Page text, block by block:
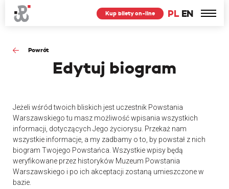
PL EN
Kup bilety on-line
Powrót
Edytuj biogram
Jeżeli wśród twoich bliskich jest uczestnik Powstania
Warszawskiego tu masz możliwość wpisania wszystkich
informacji, dotyczących Jego życiorysu. Przekaż nam
wszystkie informacje, a my zadbamy o to, by powstał z nich
biogram Twojego Powstańca. Wszystkie wpisy będą
weryfikowane przez historyków Muzeum Powstania
Warszawskiego i po ich akceptacji zostaną umieszczone w
bazie.